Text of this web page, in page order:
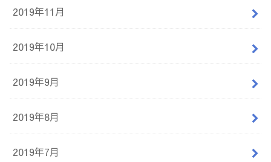
2019年11月
2019年10月
2019年9月
2019年8月
2019年7月